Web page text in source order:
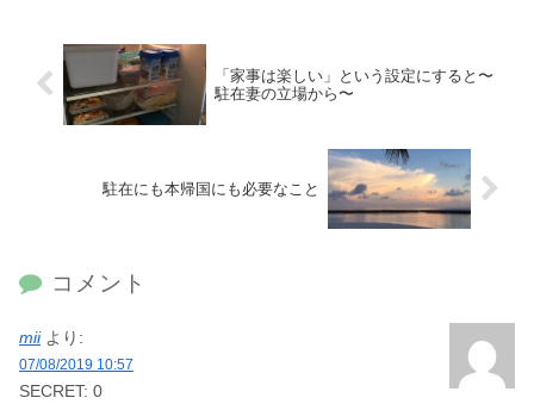
「家事は楽しい」という設定にすると〜
駐在妻の立場から〜
駐在にも本帰国にも必要なこと
コメント
mii より:
07/08/2019 10:57
SECRET: 0